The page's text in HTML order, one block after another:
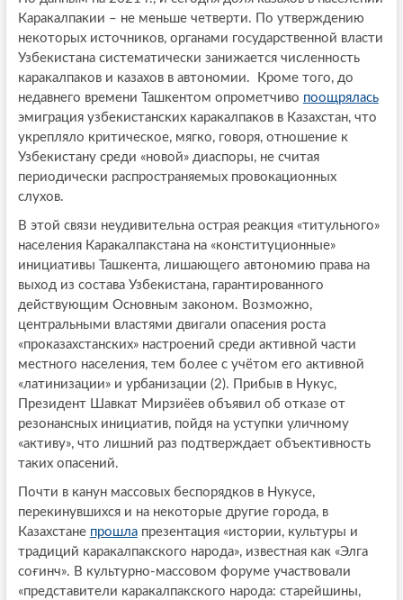
Каракалпакии – не меньше четверти. По утверждению
некоторых источников, органами государственной власти
Узбекистана систематически занижается численность
каракалпаков и казахов в автономии. Кроме того, до
недавнего времени Ташкентом опрометчиво поощрялась
эмиграция узбекистанских каракалпаков в Казахстан, что
укрепляло критическое, мягко, говоря, отношение к
Узбекистану среди «новой» диаспоры, не считая
периодически распространяемых провокационных
слухов.
В этой связи неудивительна острая реакция «титульного»
населения Каракалпакстана на «конституционные»
инициативы Ташкента, лишающего автономию права на
выход из состава Узбекистана, гарантированного
действующим Основным законом. Возможно,
центральными властями двигали опасения роста
«проказахстанских» настроений среди активной части
местного населения, тем более с учётом его активной
«латинизации» и урбанизации (2). Прибыв в Нукус,
Президент Шавкат Мирзиёев объявил об отказе от
резонансных инициатив, пойдя на уступки уличному
«активу», что лишний раз подтверждает объективность
таких опасений.
Почти в канун массовых беспорядков в Нукусе,
перекинувшихся и на некоторые другие города, в
Казахстане прошлапрезентация «истории, культуры и
традиций каракалпакского народа», известная как «Элга
соғинч». В культурно-массовом форуме участвовали
«представители каракалпакского народа: старейшины,